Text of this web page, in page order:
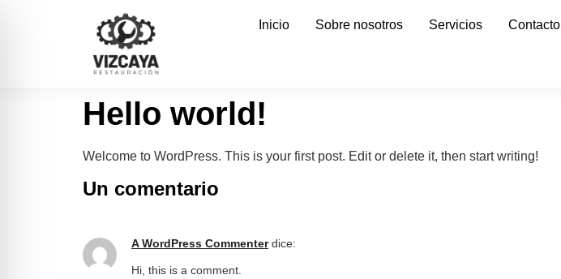
Inicio Sobre nosotros Servicios Contacto
Hello world!
Welcome to WordPress. This is your first post. Edit or delete it, then start writing!
Un comentario
A WordPress Commenter dice:
Hi, this is a comment.